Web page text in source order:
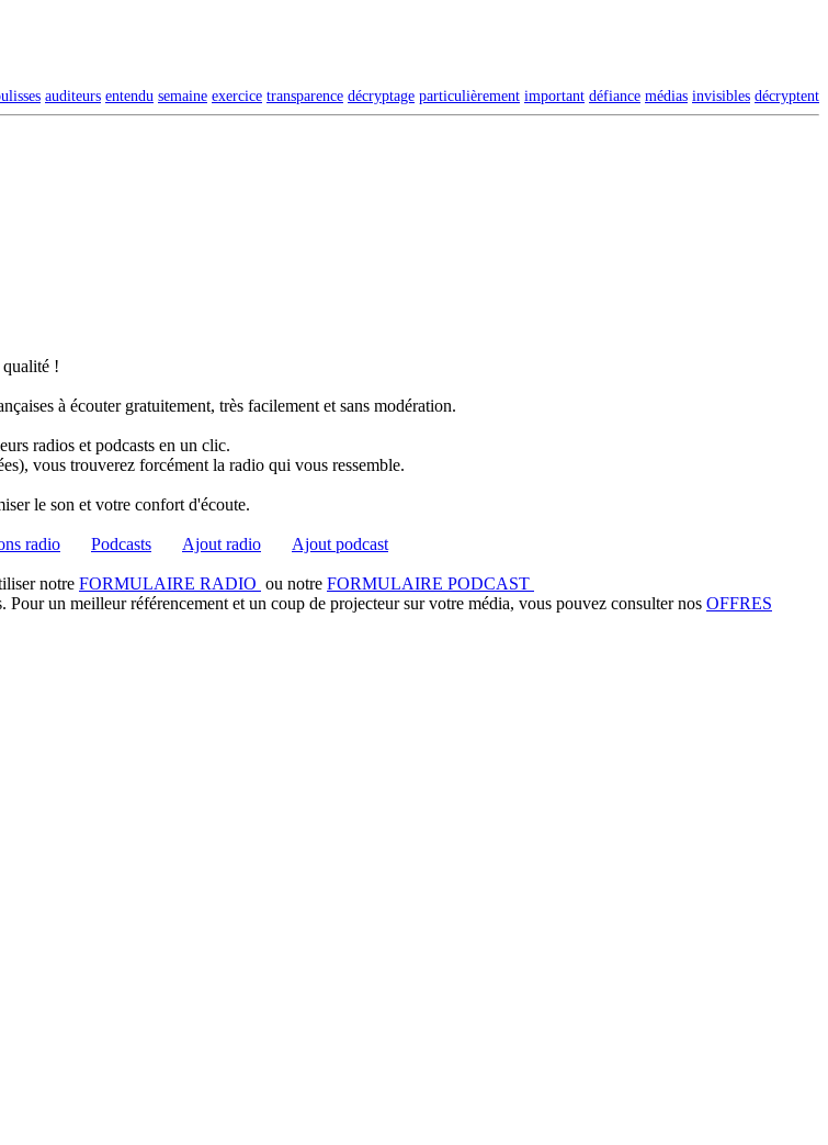
auditeurs entendu semaine exercice transparence décryptage particulièrement important défiance médias invisibles décryptent
qualité !
à écouter gratuitement, très facilement et sans modération.
radios et podcasts en un clic.
vous trouverez forcément la radio qui vous ressemble.
le son et votre confort d'écoute.
radio Podcasts Ajout radio Ajout podcast
notre FORMULAIRE RADIO ou notre FORMULAIRE PODCAST
un meilleur référencement et un coup de projecteur sur votre média, vous pouvez consulter nos OFFRES